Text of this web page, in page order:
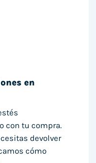
en
con tu compra.
devolver
cómo